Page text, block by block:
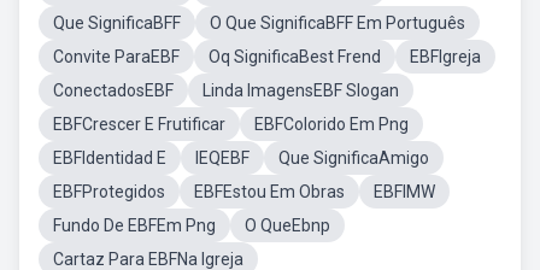
Que SignificaBFF
O Que SignificaBFF Em Português
Convite ParaEBF
Oq SignificaBest Frend
EBFIgreja
ConectadosEBF
Linda ImagensEBF Slogan
EBFCrescer E Frutificar
EBFColorido Em Png
EBFIdentidad E
IEQEBF
Que SignificaAmigo
EBFProtegidos
EBFEstou Em Obras
EBFIMW
Fundo De EBFEm Png
O QueEbnp
Cartaz Para EBFNa Igreja